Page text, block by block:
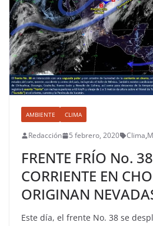
AMBIENTE CLIMA
Redacción 5 febrero, 2020 Clima,
FRENTE FRÍO No.
CORRIENTE EN
ORIGINAN
Este día, el frente No. 38 se